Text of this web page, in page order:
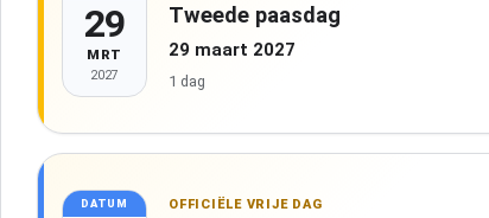
29
MRT
2027
Tweede paasdag
29 maart 2027
1 dag
DATUM OFFICIËLE VRIJE DAG